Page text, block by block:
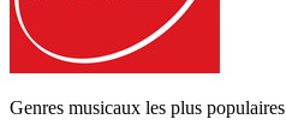
Genres musicaux les plus populaires